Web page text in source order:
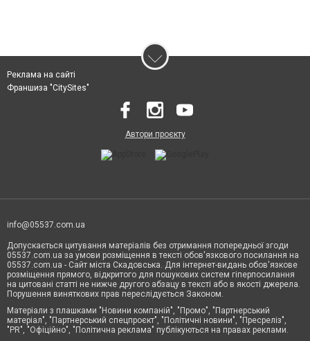
Реклама на сайті
Франшиза "CitySites"
Автори проєкту
info@05537.com.ua
Допускається цитування матеріалів без отримання попередньої згоди
05537.com.ua за умови розміщення в тексті обов'язкового посилання на
05537.com.ua - Сайт міста Скадовська. Для інтернет-видань обов'язкове
розміщення прямого, відкритого для пошукових систем гіперпосилання
на цитовані статті не нижче другого абзацу в тексті або в якості джерела.
Порушення виняткових прав переслідується Законом.
Матеріали з плашками "Новини компаній", "Промо", "Партнерський
матеріал", "Партнерський спецпроєкт", "Політичні новини", "Пресреліз",
"PR", "Офіційно", "Політична реклама" публікуються на правах реклами.